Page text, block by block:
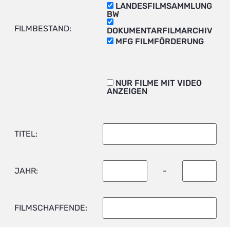
FILMBESTAND:
LANDESFILMSAMMLUNG
BW
DOKUMENTARFILMARCHIV
MFG FILMFÖRDERUNG
NUR FILME MIT VIDEO
ANZEIGEN
TITEL:
JAHR: -
FILMSCHAFFENDE: